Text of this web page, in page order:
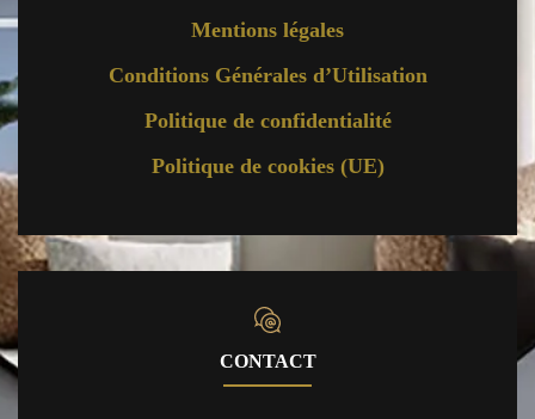
Mentions légales
Conditions Générales d’Utilisation
Politique de confidentialité
Politique de cookies (UE)
CONTACT